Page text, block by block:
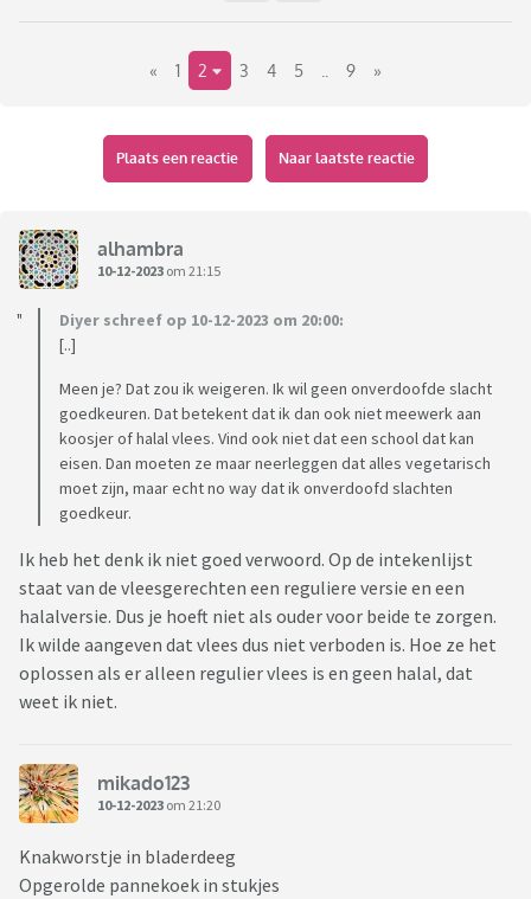
« 1 2 3 4 5 9 »
Plaats een reactie Naar laatste reactie
alhambra
10-12-2023 om 21:15
Diyer schreef op 10-12-2023 om 20:00:
[..]
Meen je? Dat zou ik weigeren. Ik wil geen onverdoofde slacht
goedkeuren. Dat betekent dat ik dan ook niet meewerk aan
koosjer of halal vlees. Vind ook niet dat een school dat kan
eisen. Dan moeten ze maar neerleggen dat alles vegetarisch
moet zijn, maar echt no way dat ik onverdoofd slachten
goedkeur.
Ik heb het denk ik niet goed verwoord. Op de intekenlijst
staat van de vleesgerechten een reguliere versie en een
halalversie. Dus je hoeft niet als ouder voor beide te zorgen.
Ik wilde aangeven dat vlees dus niet verboden is. Hoe ze het
oplossen als er alleen regulier vlees is en geen halal, dat
weet ik niet.
mikado123
10-12-2023 om 21:20
Knakworstje in bladerdeeg
Opgerolde pannekoek in stukjes